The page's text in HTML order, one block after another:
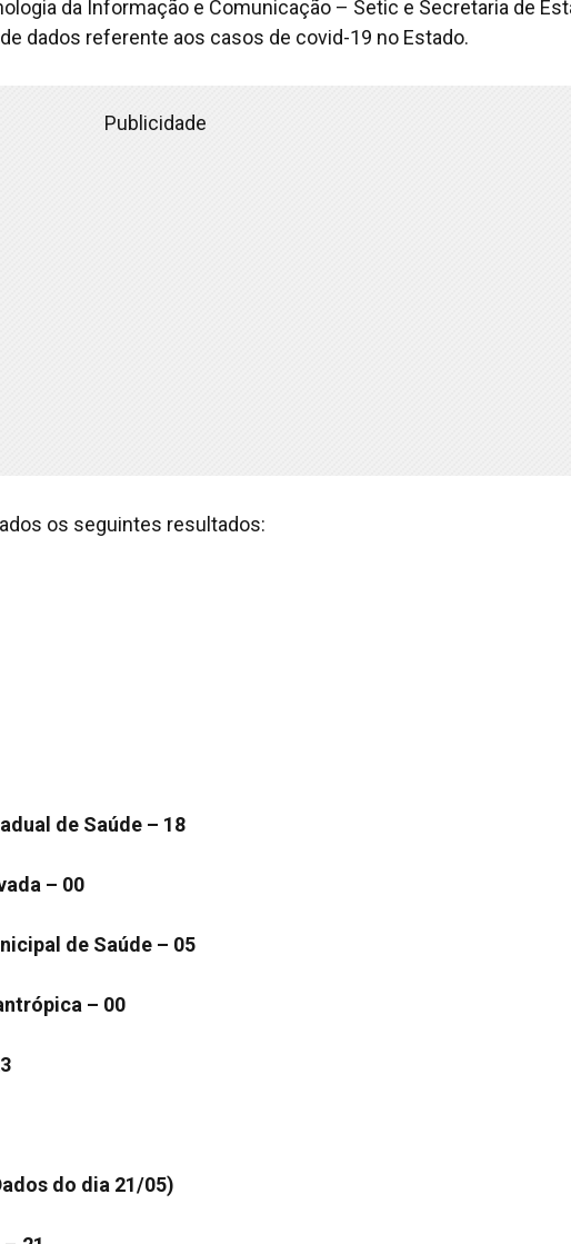
da Informação e Comunicação – Setic e Secretaria de
dados referente aos casos de covid-19 no Estado.
Publicidade
os seguintes resultados:
de Saúde – 18
– 00
de Saúde – 05
– 00
do dia 21/05)